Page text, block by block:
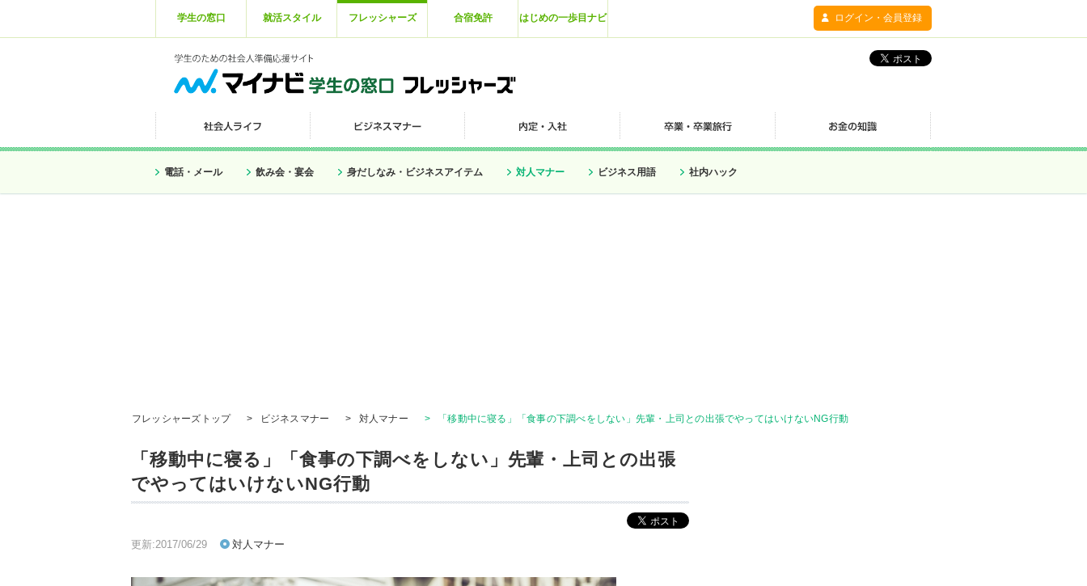
学生の窓口 就活スタイル フレッシャーズ 合宿免許 はじめの一歩目ナビ ログイン・会員登録
電話・メール 飲み会・宴会 身だしなみ・ビジネスアイテム 対人マナー ビジネス用語 社内ハック
フレッシャーズトップ > ビジネスマナー > 対人マナー > 「移動中に寝る」「食事の下調べをしない」先輩・上司との出張でやってはいけないNG行動
「移動中に寝る」「食事の下調べをしない」先輩・上司との出張
でやってはいけないNG行動
更新:2017/06/29 対人マナー